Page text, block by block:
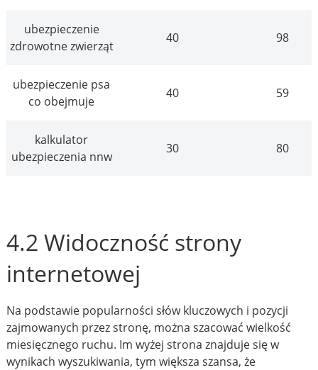
ubezpieczenie
zdrowotne zwierząt
40 98
ubezpieczenie psa
co obejmuje
40 59
kalkulator
ubezpieczenia nnw
30 80
4.2 Widoczność strony
internetowej
Na podstawie popularności słów kluczowych i pozycji
zajmowanych przez stronę, można szacować wielkość
miesięcznego ruchu. Im wyżej strona znajduje się w
wynikach wyszukiwania, tym większa szansa, że